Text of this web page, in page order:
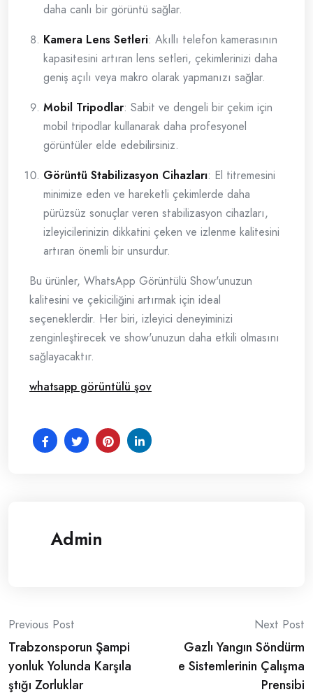
daha canlı bir görüntü sağlar.
Kamera Lens Setleri: Akıllı telefon kamerasının
kapasitesini artıran lens setleri, çekimlerinizi daha
geniş açılı veya makro olarak yapmanızı sağlar.
Mobil Tripodlar: Sabit ve dengeli bir çekim için
mobil tripodlar kullanarak daha profesyonel
görüntüler elde edebilirsiniz.
Görüntü Stabilizasyon Cihazları: El titremesini
minimize eden ve hareketli çekimlerde daha
pürüzsüz sonuçlar veren stabilizasyon cihazları,
izleyicilerinizin dikkatini çeken ve izlenme kalitesini
artıran önemli bir unsurdur.
Bu ürünler, WhatsApp Görüntülü Show'unuzun
kalitesini ve çekiciliğini artırmak için ideal
seçeneklerdir. Her biri, izleyici deneyiminizi
zenginleştirecek ve show'unuzun daha etkili olmasını
sağlayacaktır.
whatsapp görüntülü şov
Admin
Post
navigation
Previous Post
Trabzonsporun Şampi
yonluk Yolunda Karşıla
ştığı Zorluklar
Next Post
Gazlı Yangın Söndürm
e Sistemlerinin Çalışma
Prensibi